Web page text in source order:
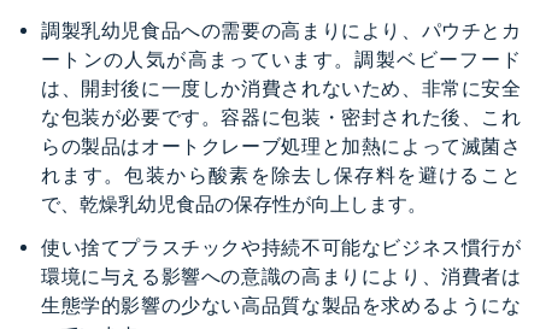
調製乳幼児食品への需要の高まりにより、パウチとカ
ートンの人気が高まっています。調製ベビーフード
は、開封後に一度しか消費されないため、非常に安全
な包装が必要です。容器に包装・密封された後、これ
らの製品はオートクレーブ処理と加熱によって滅菌さ
れます。包装から酸素を除去し保存料を避けること
で、乾燥乳幼児食品の保存性が向上します。
使い捨てプラスチックや持続不可能なビジネス慣行が
環境に与える影響への意識の高まりにより、消費者は
生態学的影響の少ない高品質な製品を求めるようにな